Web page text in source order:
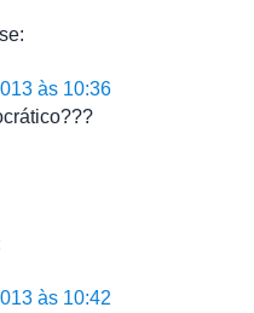
às 10:36
às 10:42